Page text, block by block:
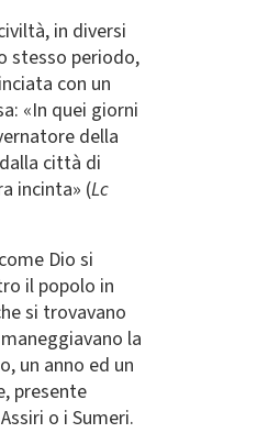
in diversi
stesso periodo,
con un
«In quei giorni
della
città di
incinta» (Lc
Dio si
il popolo in
si trovavano
la
un anno ed un
presente
o i Sumeri.